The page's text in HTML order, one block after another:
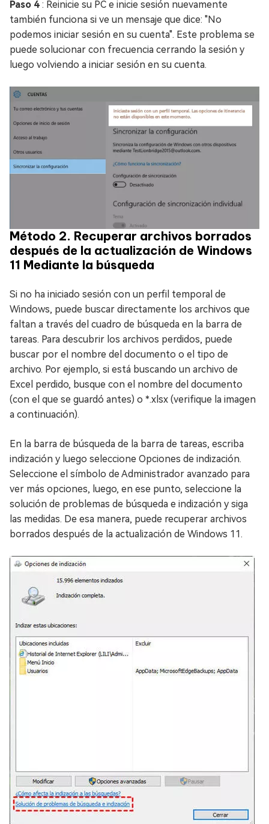
Paso 4 : Reinicie su PC e inicie sesión nuevamente
también funciona si ve un mensaje que dice: "No
podemos iniciar sesión en su cuenta". Este problema se
puede solucionar con frecuencia cerrando la sesión y
luego volviendo a iniciar sesión en su cuenta.
Método 2. Recuperar archivos borrados
después de la actualización de Windows
11 Mediante la búsqueda
Si no ha iniciado sesión con un perfil temporal de
Windows, puede buscar directamente los archivos que
faltan a través del cuadro de búsqueda en la barra de
tareas. Para descubrir los archivos perdidos, puede
buscar por el nombre del documento o el tipo de
archivo. Por ejemplo, si está buscando un archivo de
Excel perdido, busque con el nombre del documento
(con el que se guardó antes) o *.xlsx (verifique la imagen
a continuación).
En la barra de búsqueda de la barra de tareas, escriba
indización y luego seleccione Opciones de indización.
Seleccione el símbolo de Administrador avanzado para
ver más opciones, luego, en ese punto, seleccione la
solución de problemas de búsqueda e indización y siga
las medidas. De esa manera, puede recuperar archivos
borrados después de la actualización de Windows 11.